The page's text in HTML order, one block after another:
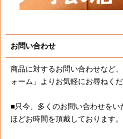
お問い合わせ
商品に対するお問い合わせなど
ォーム」よりお気軽にお尋ねくだ
■只今、多くのお問い合わせをい
ほどお時間を頂戴しております。